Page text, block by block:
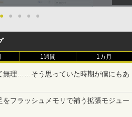
炭酸水 ラベルレス 500ml ×24本
天然水ラベルレス 2L×9本
モノクロ版 115 (ジャンプコミッ
モノクロ版 39 (ジャンプ
クスDIGITAL)
ートパソコン 第11世代 Core i5 メモ
M.2 SSD256GB 13.3インチ フ
ノングレア Webカメラ 無線LAN
Bluetooth Windows11 東芝 dyna
証 送料無料
ントリーでポイント100％還元のチ
10110U 16GB DDR4 64GBまで増
SSD M.2 2242 最大8TB Wind
Pro mini pc 4.1GHz WIFI6 BT5.
型PC VESA対応 ミニパソコン 2画面
PC
天1位！保護レザーケース付き】【タ
選択】 モバイルモニター 15.6インチ
質 デュアルモニター サブモニター
タブルモニター ゲーミングモニター
ートワーク IPS Tpye-C/mini HDMI
ニPC iPhone対応
ビのあふれた世界で俺だけが襲われ
5 【電子書籍】[ 増田ちひろ ]
● ● ● ● ●
1週間 1カ月
無理……そう思っていた時期が僕にもあ
をフラッシュメモリで補う拡張モジュー